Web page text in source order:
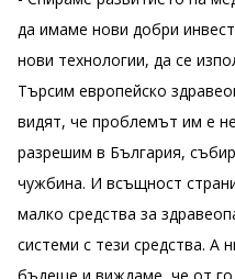
да имаме нови добри
нови технологии, да се
Търсим европейско
видят, че проблемът им е
разрешим в България,
чужбина. И всъщност
малко средства за
системи с тези средства. А